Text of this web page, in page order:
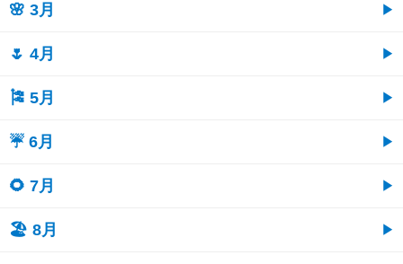
🌸 3月
🌷 4月
🎏 5月
☔ 6月
🌻 7月
🏖 8月